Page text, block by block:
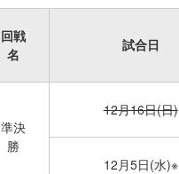
回戦
名
試合日
準決
勝
12月16日(日)
12月5日(水)※